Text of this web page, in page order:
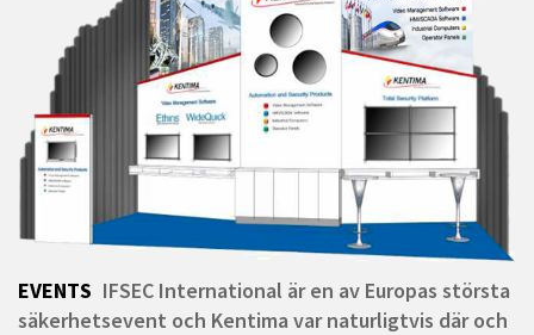
EVENTS IFSEC International är en av Europas största
säkerhetsevent och Kentima var naturligtvis där och